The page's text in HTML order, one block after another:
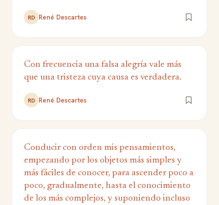
RD René Descartes
Con frecuencia una falsa alegría vale más
que una tristeza cuya causa es verdadera.
RD René Descartes
Conducir con orden mis pensamientos,
empezando por los objetos más simples y
más fáciles de conocer, para ascender poco a
poco, gradualmente, hasta el conocimiento
de los más complejos, y suponiendo incluso